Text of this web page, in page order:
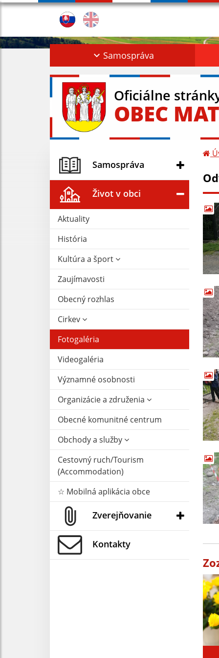
Samospráva
Oficiálne
OBEC
Samospráva
Život v obci
Aktuality
História
Kultúra a šport
Zaujímavosti
Obecný rozhlas
Cirkev
Fotogaléria
Videogaléria
Významné osobnosti
Organizácie a združenia
Obecné komunitné centrum
Obchody a služby
Cestovný ruch/Tourism
(Accommodation)
☆ Mobilná aplikácia obce
Zverejňovanie
Kontakty